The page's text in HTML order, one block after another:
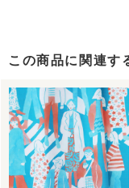
この商品に関連す